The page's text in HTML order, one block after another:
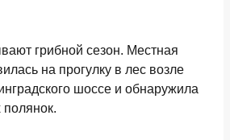
грибной сезон. Местная
на прогулку в лес возле
шоссе и обнаружила
полянок.